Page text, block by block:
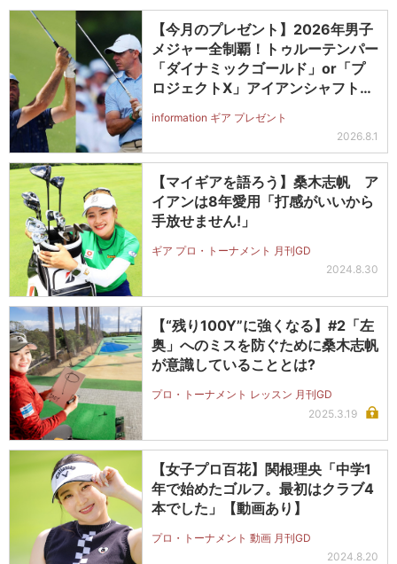
【今月のプレゼント】2026年男子
メジャー全制覇！トゥルーテンパー
「ダイナミックゴールド」or「プ
ロジェクトX」アイアンシャフト
ットを抽選で2名に！
information ギア プレゼント
2026.8.1
【マイギアを語ろう】桑木志帆 ア
イアンは8年愛用「打感がいいから
手放せません!」
ギア プロ・トーナメント 月刊GD
2024.8.30
【“残り100Y”に強くなる】#2「左
奥」へのミスを防ぐために桑木志帆
が意識していることとは?
プロ・トーナメント レッスン 月刊GD
2025.3.19
【女子プロ百花】関根理央「中学1
年で始めたゴルフ。最初はクラブ4
本でした」【動画あり】
プロ・トーナメント 動画 月刊GD
2024.8.20